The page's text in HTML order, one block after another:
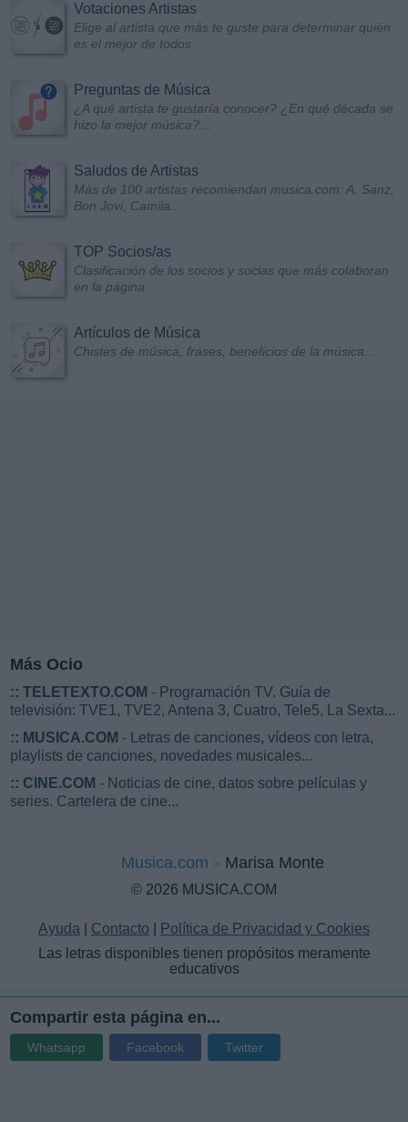
Votaciones Artistas
Elige al artista que más te guste para determinar quién
es el mejor de todos
Preguntas de Música
¿A qué artista te gustaría conocer? ¿En qué década se
hizo la mejor música?...
Saludos de Artistas
Más de 100 artistas recomiendan musica.com: A. Sanz,
Bon Jovi, Camila...
TOP Socios/as
Clasificación de los socios y socias que más colaboran
en la página
Artículos de Música
Chistes de música, frases, beneficios de la música...
Más Ocio
:: TELETEXTO.COM - Programación TV. Guía de
televisión: TVE1, TVE2, Antena 3, Cuatro, Tele5, La Sexta...
:: MUSICA.COM - Letras de canciones, vídeos con letra,
playlists de canciones, novedades musicales...
:: CINE.COM - Noticias de cine, datos sobre películas y
series. Cartelera de cine...
Musica.com Marisa Monte
© 2026 MUSICA.COM
Ayuda Contacto
Política de Privacidad y Cookies
Las letras disponibles tienen propósitos meramente
educativos
Compartir esta página en...
Whatsapp Facebook Twitter